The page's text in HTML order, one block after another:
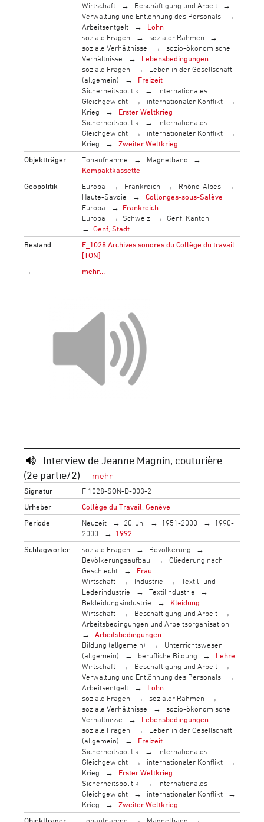
Wirtschaft
Beschäftigung und Arbeit
Verwaltung und Entlöhnung des Personals
Arbeitsentgelt
Lohn
soziale Fragen
sozialer Rahmen
soziale Verhältnisse
sozio-ökonomische
Verhältnisse
Lebensbedingungen
soziale Fragen
Leben in der Gesellschaft
(allgemein)
Freizeit
Sicherheitspolitik
internationales
Gleichgewicht
internationaler Konflikt
Krieg
Erster Weltkrieg
Sicherheitspolitik
internationales
Gleichgewicht
internationaler Konflikt
Krieg
Zweiter Weltkrieg
Objektträger
Tonaufnahme
Magnetband
Kompaktkassette
Geopolitik
Europa Frankreich
Rhône-Alpes
Haute-Savoie
Collonges-sous-Salève
Europa
Frankreich
Europa
Schweiz
Genf, Kanton
Genf, Stadt
Bestand
F_1028 Archives sonores du Collège du travail
[TON]
→
mehr…
Interview de Jeanne Magnin, couturière
(2e partie/2)
Signatur
F 1028-SON-D-003-2
Urheber
Collège du Travail, Genève
Periode
Neuzeit 20. Jh. 1951-2000
1990-
2000
1992
Schlagwörter
soziale Fragen
Bevölkerung
Bevölkerungsaufbau
Gliederung nach
Geschlecht
Frau
Wirtschaft
Industrie
Textil- und
Lederindustrie
Textilindustrie
Bekleidungsindustrie
Kleidung
Wirtschaft
Beschäftigung und Arbeit
Arbeitsbedingungen und Arbeitsorganisation
Arbeitsbedingungen
Bildung (allgemein)
Unterrichtswesen
(allgemein)
berufliche Bildung
Lehre
Wirtschaft
Beschäftigung und Arbeit
Verwaltung und Entlöhnung des Personals
Arbeitsentgelt
Lohn
soziale Fragen
sozialer Rahmen
soziale Verhältnisse
sozio-ökonomische
Verhältnisse
Lebensbedingungen
soziale Fragen
Leben in der Gesellschaft
(allgemein)
Freizeit
Sicherheitspolitik
internationales
Gleichgewicht
internationaler Konflikt
Krieg
Erster Weltkrieg
Sicherheitspolitik
internationales
Gleichgewicht
internationaler Konflikt
Krieg
Zweiter Weltkrieg